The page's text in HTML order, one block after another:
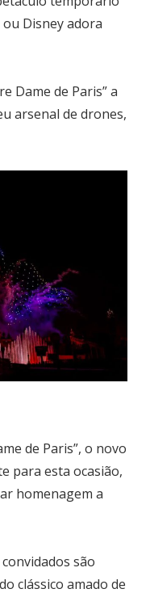
Disney adora
Dame de Paris” a
arsenal de drones,
de Paris”, o novo
para esta ocasião,
homenagem a
são
clássico amado de